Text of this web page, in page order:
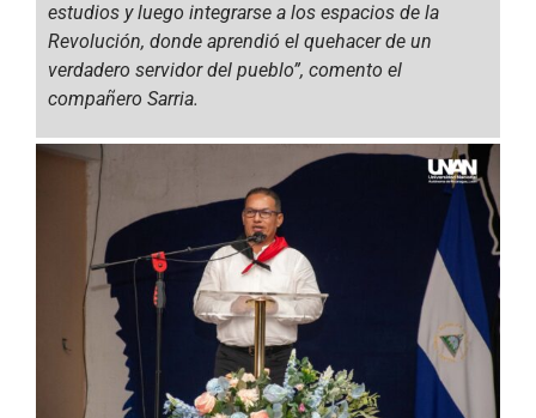
estudios y luego integrarse a los espacios de la
Revolución, donde aprendió el quehacer de un
verdadero servidor del pueblo”, comento el
compañero Sarria.